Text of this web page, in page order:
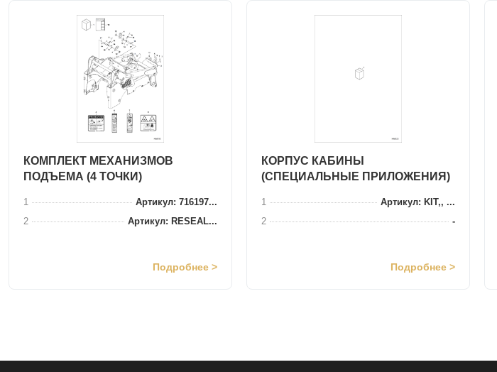
КОМПЛЕКТ МЕХАНИЗМОВ
ПОДЪЕМА (4 ТОЧКИ)
1
Артикул: 716197...
2
Артикул: RESEAL...
Подробнее >
КОРПУС КАБИНЫ
(СПЕЦИАЛЬНЫЕ ПРИЛОЖЕНИЯ)
1
Артикул: KIT,, ...
2
-
Подробнее >